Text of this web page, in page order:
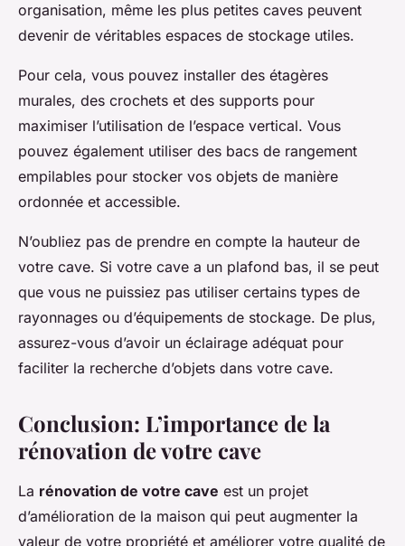
organisation, même les plus petites caves peuvent
devenir de véritables espaces de stockage utiles.
Pour cela, vous pouvez installer des étagères
murales, des crochets et des supports pour
maximiser l’utilisation de l’espace vertical. Vous
pouvez également utiliser des bacs de rangement
empilables pour stocker vos objets de manière
ordonnée et accessible.
N’oubliez pas de prendre en compte la hauteur de
votre cave. Si votre cave a un plafond bas, il se peut
que vous ne puissiez pas utiliser certains types de
rayonnages ou d’équipements de stockage. De plus,
assurez-vous d’avoir un éclairage adéquat pour
faciliter la recherche d’objets dans votre cave.
Conclusion: L’importance de la
rénovation de votre cave
La rénovation de votre cave est un projet
d’amélioration de la maison qui peut augmenter la
valeur de votre propriété et améliorer votre qualité de